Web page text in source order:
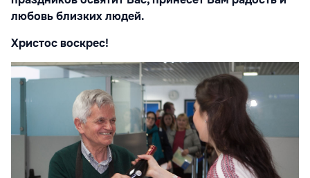
любовь близких людей.
Христос воскрес!